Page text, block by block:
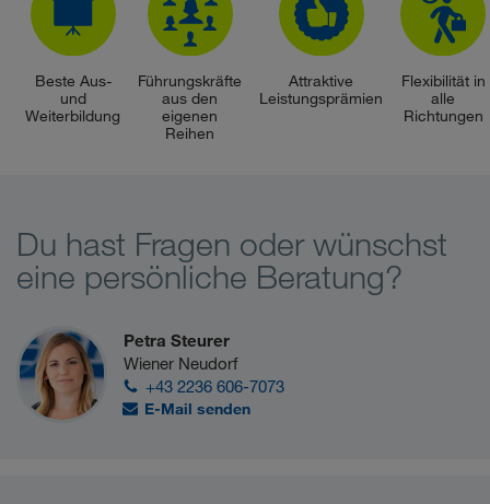
Beste Aus-
und
Weiterbildung
Führungskräfte
aus den
eigenen
Reihen
Attraktive
Leistungsprämien
Flexibilität in
alle
Richtungen
Du hast Fragen oder wünschst
eine persönliche Beratung?
Petra Steurer
Wiener Neudorf
+43 2236 606-7073
E-Mail senden